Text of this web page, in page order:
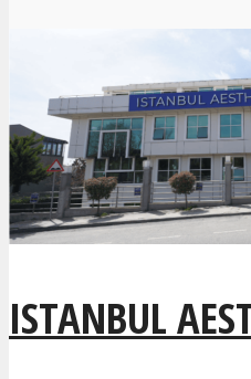
ISTANBUL